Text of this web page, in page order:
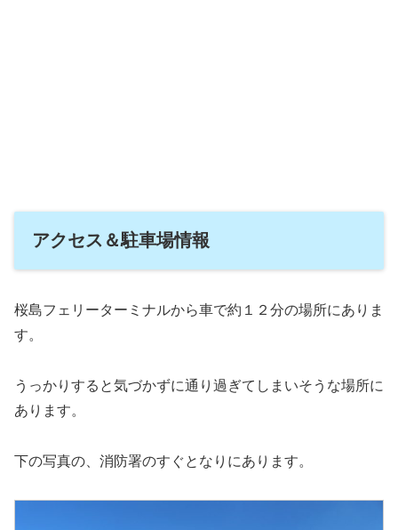
アクセス＆駐車場情報
桜島フェリーターミナルから車で約１２分の場所にありま
す。
うっかりすると気づかずに通り過ぎてしまいそうな場所に
あります。
下の写真の、消防署のすぐとなりにあります。